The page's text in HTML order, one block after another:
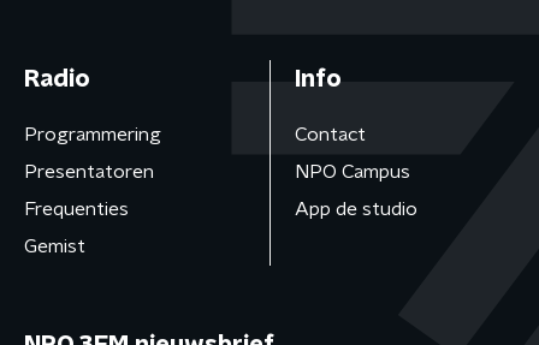
Radio
Programmering
Presentatoren
Frequenties
Gemist
Info
Contact
NPO Campus
App de studio